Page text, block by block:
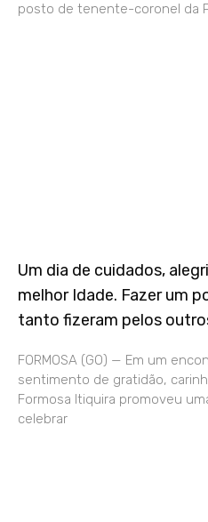
posto de tenente-coronel da
Um dia de cuidados,
melhor Idade. Fazer um
tanto fizeram pelos
FORMOSA (GO) — Em um
sentimento de gratidão,
Formosa Itiquira promoveu
celebrar